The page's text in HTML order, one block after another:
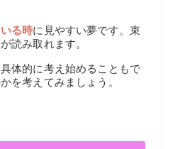
る時に見やすい夢です。束
読み取れます。
体的に考え始めることもで
を考えてみましょう。